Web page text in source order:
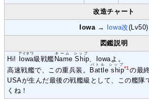
改造チャート
Iowa→ Iowa改(Lv50)
図鑑説明
Hi! Iowa
アイオワ
級戦艦 Name Ship
ネーム シップ
、Iowaよ。
高速戦艦で、この重兵装。
Battle ship
バトル シップ
*1 の最
USAが生んだ最後の戦艦級として、この艦隊
くね！